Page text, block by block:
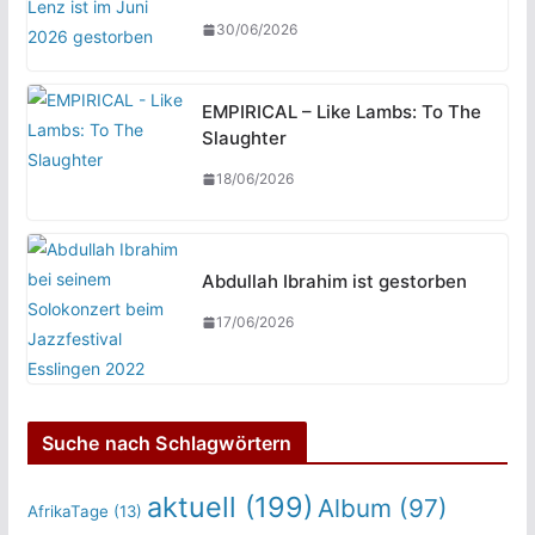
30/06/2026
EMPIRICAL – Like Lambs: To The
Slaughter
18/06/2026
Abdullah Ibrahim ist gestorben
17/06/2026
Suche nach Schlagwörtern
AfrikaTage (13) aktuell (199) Album (97)